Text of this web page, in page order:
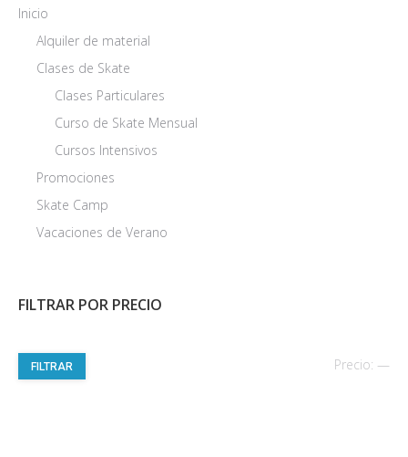
Inicio
Alquiler de material
Clases de Skate
Clases Particulares
Curso de Skate Mensual
Cursos Intensivos
Promociones
Skate Camp
Vacaciones de Verano
FILTRAR POR PRECIO
FILTRAR Precio: —